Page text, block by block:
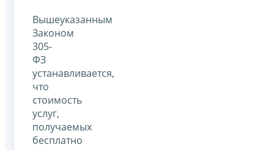
Вышеуказанным
Законом
305-
ФЗ
устанавливается,
что
стоимость
услуг,
получаемых
бесплатно